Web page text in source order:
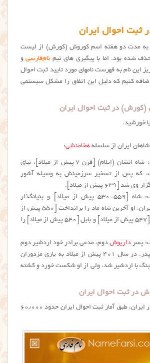
ثبت احوال ایران
به مدت دو هفته اسم کوروش (کورش) از لیست
شده بود. اما با پیگیری های تیم نام‌فارسیو
این نام به فهرست نامهای مورد تایید ثبت احوال
کنیم که دلیل این اتفاق را مشکل سیستمی
در ثبت احوال ایران
خورشید.
ایران از سلسله‌ هخامنشی:
كوروش اول: شاه انشان (ایلام) [قرن ۷ پیش از میلاد]، نیای
که پس از تسخیر سرزمینش به وسیله‌ آشور
[۶۳۹ پیش از میلاد].
كوروش بزرگ: شاه [۵۵۹-۵۳۰ پیش از میلاد] و بنیانگذار
شاهنشاهی ایران. او آخرین شاه ماد را برانداخت [۵۵۰ پیش از
میلاد] ولیدی [۵۴۷ پیش از میلاد] و بابل [۵۴۰ پیش از میلاد] را
پسر داریوش دوم، مدعی برادر خود اردشیر دوم
در جانشینی پدر. در سال ۴۰۱ پیش از میلاد به یاری مزدوران
جنگ با اردشیر شد، ولی از او شکست خورد و کشته
در ثبت احوال ایران
تعداد اسم کوروش در ایران، طبق آمار ثبت احوال ایران حدود ۶۰٫۰۰۰